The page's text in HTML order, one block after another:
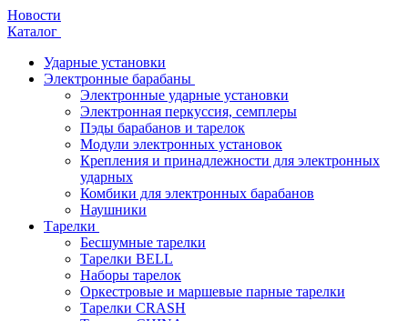
Новости
Каталог
Ударные установки
Электронные барабаны
Электронные ударные установки
Электронная перкуссия, семплеры
Пэды барабанов и тарелок
Модули электронных установок
Крепления и принадлежности для электронных
ударных
Комбики для электронных барабанов
Наушники
Тарелки
Бесшумные тарелки
Тарелки BELL
Наборы тарелок
Оркестровые и маршевые парные тарелки
Тарелки CRASH